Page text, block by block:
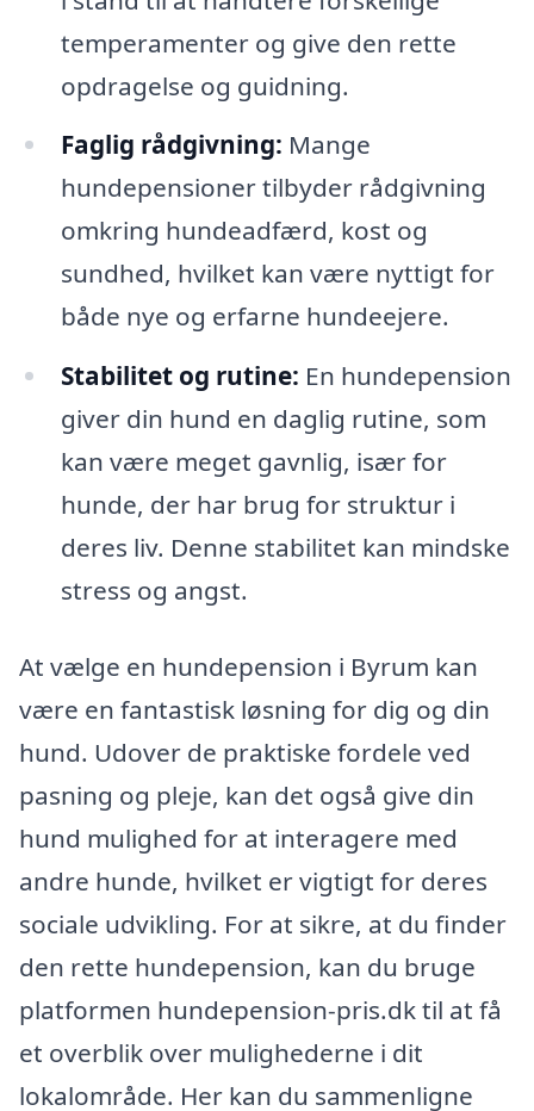
temperamenter og give den rette
opdragelse og guidning.
Faglig rådgivning: Mange
hundepensioner tilbyder rådgivning
omkring hundeadfærd, kost og
sundhed, hvilket kan være nyttigt for
både nye og erfarne hundeejere.
Stabilitet og rutine: En hundepension
giver din hund en daglig rutine, som
kan være meget gavnlig, især for
hunde, der har brug for struktur i
deres liv. Denne stabilitet kan mindske
stress og angst.
At vælge en hundepension i Byrum kan
være en fantastisk løsning for dig og din
hund. Udover de praktiske fordele ved
pasning og pleje, kan det også give din
hund mulighed for at interagere med
andre hunde, hvilket er vigtigt for deres
sociale udvikling. For at sikre, at du finder
den rette hundepension, kan du bruge
platformen hundepension-pris.dk til at få
et overblik over mulighederne i dit
lokalområde. Her kan du sammenligne